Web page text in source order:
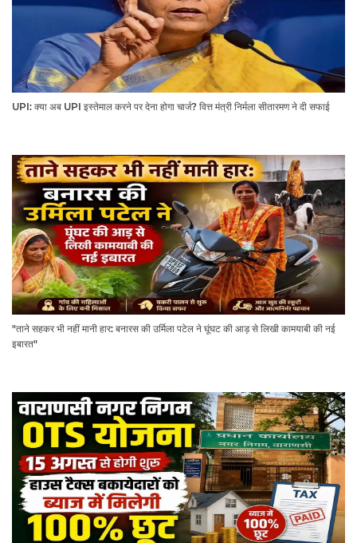
UPI: क्या अब UPI इस्तेमाल करने पर देना होगा चार्ज? वित्त मंत्री निर्मला सीतारमण ने दी सफाई
"ताने सहकर भी नहीं मानी हार: बनारस की उर्मिला पटेल ने घूंघट की आड़ से लिखी कामयाबी की नई
इबारत"